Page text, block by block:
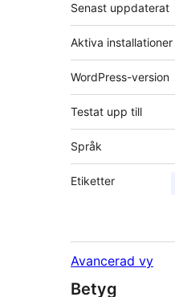
Senast uppdaterat
Aktiva installationer
WordPress-version
Testat upp till
Språk
Etiketter
Avancerad vy
Betyg